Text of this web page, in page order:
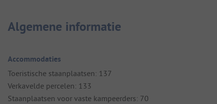
Algemene informatie
Accommodaties
Toeristische staanplaatsen: 137
Verkavelde percelen: 133
Staanplaatsen voor vaste kampeerders: 70